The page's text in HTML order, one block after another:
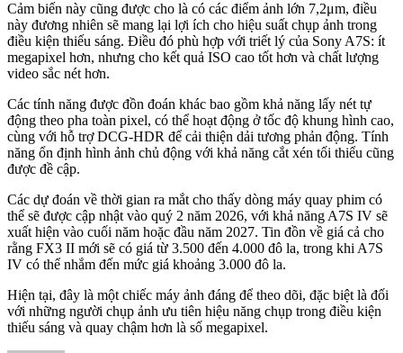
Cảm biến này cũng được cho là có các điểm ảnh lớn 7,2μm, điều
này đương nhiên sẽ mang lại lợi ích cho hiệu suất chụp ảnh trong
điều kiện thiếu sáng. Điều đó phù hợp với triết lý của Sony A7S: ít
megapixel hơn, nhưng cho kết quả ISO cao tốt hơn và chất lượng
video sắc nét hơn.
Các tính năng được đồn đoán khác bao gồm khả năng lấy nét tự
động theo pha toàn pixel, có thể hoạt động ở tốc độ khung hình cao,
cùng với hỗ trợ DCG-HDR để cải thiện dải tương phản động. Tính
năng ổn định hình ảnh chủ động với khả năng cắt xén tối thiểu cũng
được đề cập.
Các dự đoán về thời gian ra mắt cho thấy dòng máy quay phim có
thể sẽ được cập nhật vào quý 2 năm 2026, với khả năng A7S IV sẽ
xuất hiện vào cuối năm hoặc đầu năm 2027. Tin đồn về giá cả cho
rằng FX3 II mới sẽ có giá từ 3.500 đến 4.000 đô la, trong khi A7S
IV có thể nhắm đến mức giá khoảng 3.000 đô la.
Hiện tại, đây là một chiếc máy ảnh đáng để theo dõi, đặc biệt là đối
với những người chụp ảnh ưu tiên hiệu năng chụp trong điều kiện
thiếu sáng và quay chậm hơn là số megapixel.